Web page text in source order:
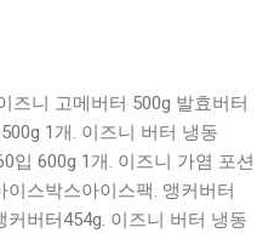
가할인 확인하기 상품 하나
다양해서 결정이 많이 어려우
품들을 상세스펙 과 가격 을
록 순위 추천 해드릴게요. 특
니콘 멀티페어링 스마트폰
보드, BK-500SB, 일반형, 블
...
즈니 고메버터 500g 발효버터
1개. 이즈니 버터 냉동
입 600g 1개. 이즈니 가염 포션
스박스아이스팩. 앵커버터
버터454g. 이즈니 버터 냉동